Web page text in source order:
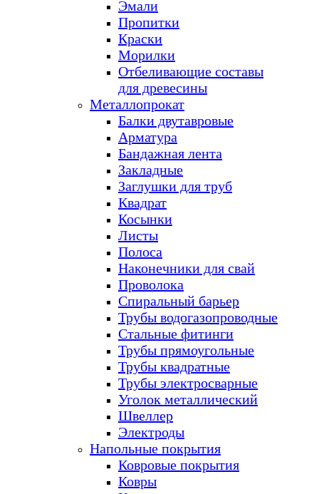
Эмали
Пропитки
Краски
Морилки
Отбеливающие составы
для древесины
Металлопрокат
Балки двутавровые
Арматура
Бандажная лента
Закладные
Заглушки для труб
Квадрат
Косынки
Листы
Полоса
Наконечники для свай
Проволока
Спиральный барьер
Трубы водогазопроводные
Стальные фитинги
Трубы прямоугольные
Трубы квадратные
Трубы электросварные
Уголок металлический
Швеллер
Электроды
Напольные покрытия
Ковровые покрытия
Ковры